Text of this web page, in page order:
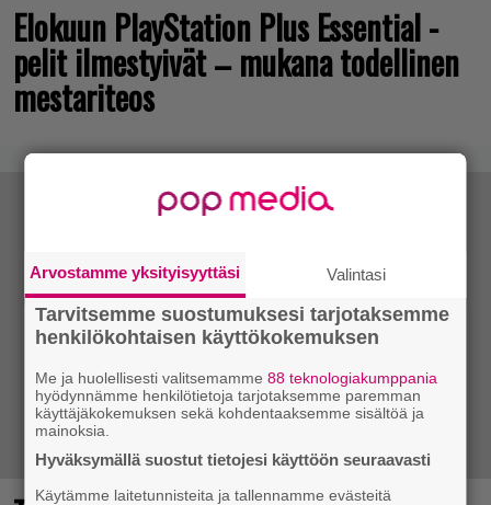
Elokuun PlayStation Plus Essential -
pelit ilmestyivät – mukana todellinen
mestariteos
Arvostamme yksityisyyttäsi Valintasi
Tarvitsemme suostumuksesi tarjotaksemme
henkilökohtaisen käyttökokemuksen
Me ja huolellisesti valitsemamme88 teknologiakumppania
hyödynnämme henkilötietoja tarjotaksemme paremman
käyttäjäkokemuksen sekä kohdentaaksemme sisältöä ja
mainoksia.
Hyväksymällä suostut tietojesi käyttöön seuraavasti
Käytämme laitetunnisteita ja tallennamme evästeitä